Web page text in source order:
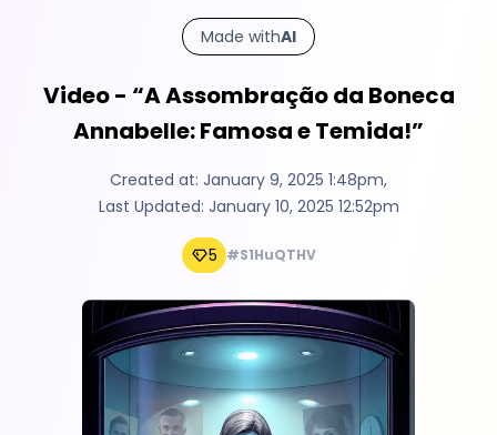
Made withAI
Video - “A Assombração da Boneca
Annabelle: Famosa e Temida!”
Created at: January 9, 2025 1:48pm,
Last Updated: January 10, 2025 12:52pm
5 #S1HuQTHV